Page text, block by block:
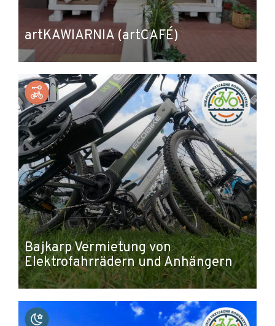
artKAWIARNIA (artCAFÉ)
Bajkarp Vermietung von
Elektrofahrrädern und Anhängern